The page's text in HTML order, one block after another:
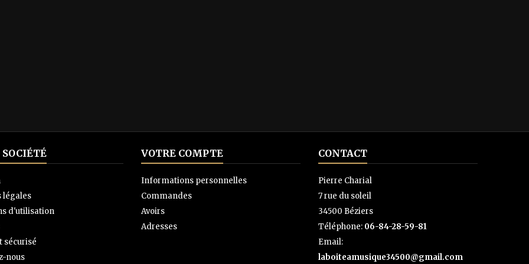
légales
d'utilisation
sécurisé
nous
VOTRE COMPTE
Informations personnelles
Commandes
Avoirs
Adresses
CONTACT
Pierre Charial
7 rue du soleil
34500 Béziers
Téléphone: 06-84-28-59-81
Email:
laboiteamusique34500@gmail.com